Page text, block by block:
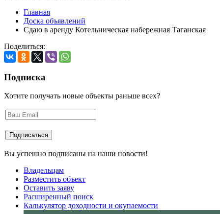
Главная
Доска объявлений
Сдаю в аренду Котельническая набережная Таганская
Поделиться:
Подписка
Хотите получать новые объекты раньше всех?
Вы успешно подписаны на наши новости!
Владельцам
Разместить объект
Оставить заяву
Расширенный поиск
Калькулятор доходности и окупаемости